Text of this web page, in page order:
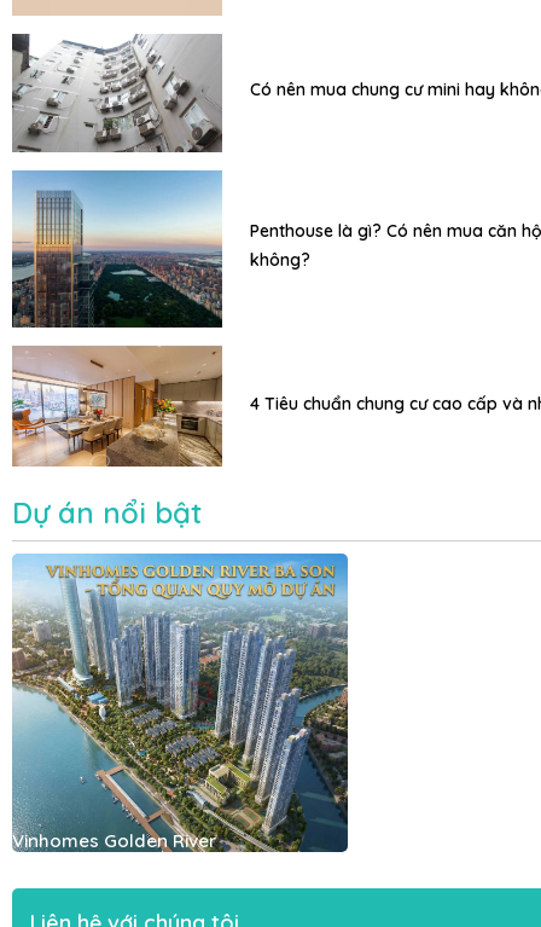
Có nên mua chung cư mini hay
Penthouse là gì? Có nên mua căn
không?
4 Tiêu chuẩn chung cư cao cấp và
Dự án nổi bật
Vinhomes Golden River